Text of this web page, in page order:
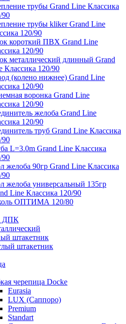
трубы Grand Line Классика
90
трубы kliker Grand Line
120/90
короткий ПВХ Grand Line
120/90
металлический длинный Grand
Классика 120/90
(колено нижнее) Grand Line
120/90
воронка Grand Line
120/90
желоба Grand Line
120/90
труб Grand Line Классика
90
L=3.0m Grand Line Классика
90
желоба 90гр Grand Line Классика
90
желоба универсальный 135гр
Line Классика 120/90
ОПТИМА 120/80
ДПК
штакетник
штакетник
черепица Docke
Eurasia
LUX (Саппоро)
Premium
Standart